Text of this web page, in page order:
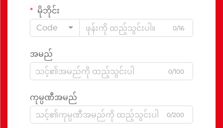
မိုဘိုင်း
Code
0/16
အမည်
0/100
ကုမ္ပဏီအမည်
0/200